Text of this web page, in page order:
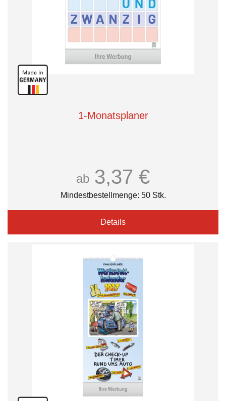
1-Monatsplaner
ab 3,37 €
Mindestbestellmenge: 50 Stk.
Details